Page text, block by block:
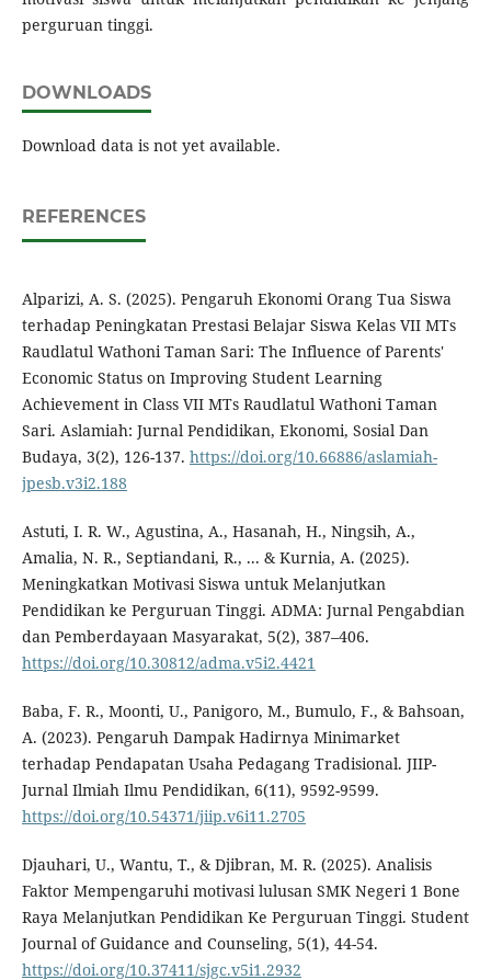
perguruan tinggi.
DOWNLOADS
Download data is not yet available.
REFERENCES
Alparizi, A. S. (2025). Pengaruh Ekonomi Orang Tua Siswa
terhadap Peningkatan Prestasi Belajar Siswa Kelas VII MTs
Raudlatul Wathoni Taman Sari: The Influence of Parents'
Economic Status on Improving Student Learning
Achievement in Class VII MTs Raudlatul Wathoni Taman
Sari. Aslamiah: Jurnal Pendidikan, Ekonomi, Sosial Dan
Budaya, 3(2), 126-137. https://doi.org/10.66886/aslamiah-
jpesb.v3i2.188
Astuti, I. R. W., Agustina, A., Hasanah, H., Ningsih, A.,
Amalia, N. R., Septiandani, R., ... & Kurnia, A. (2025).
Meningkatkan Motivasi Siswa untuk Melanjutkan
Pendidikan ke Perguruan Tinggi. ADMA: Jurnal Pengabdian
dan Pemberdayaan Masyarakat, 5(2), 387–406.
https://doi.org/10.30812/adma.v5i2.4421
Baba, F. R., Moonti, U., Panigoro, M., Bumulo, F., & Bahsoan,
A. (2023). Pengaruh Dampak Hadirnya Minimarket
terhadap Pendapatan Usaha Pedagang Tradisional. JIIP-
Jurnal Ilmiah Ilmu Pendidikan, 6(11), 9592-9599.
https://doi.org/10.54371/jiip.v6i11.2705
Djauhari, U., Wantu, T., & Djibran, M. R. (2025). Analisis
Faktor Mempengaruhi motivasi lulusan SMK Negeri 1 Bone
Raya Melanjutkan Pendidikan Ke Perguruan Tinggi. Student
Journal of Guidance and Counseling, 5(1), 44-54.
https://doi.org/10.37411/sjgc.v5i1.2932